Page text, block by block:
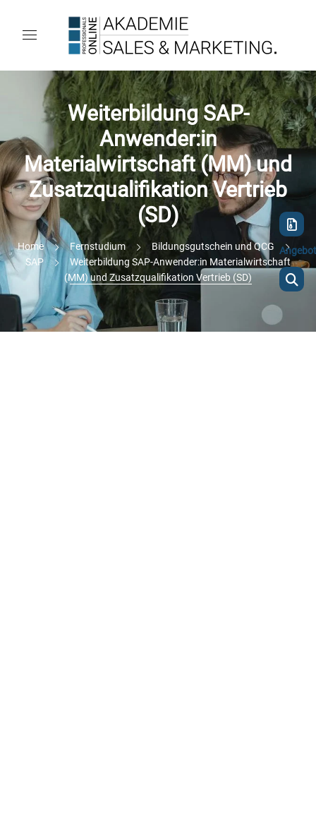
Weiterbildung SAP-
Anwender:in
Materialwirtschaft (MM) und
Zusatzqualifikation Vertrieb
(SD)
Home Fernstudium
Bildungsgutschein und QCG
SAP
Weiterbildung SAP-Anwender:in Materialwirtschaft
(MM) und Zusatzqualifikation Vertrieb (SD)
Angebot